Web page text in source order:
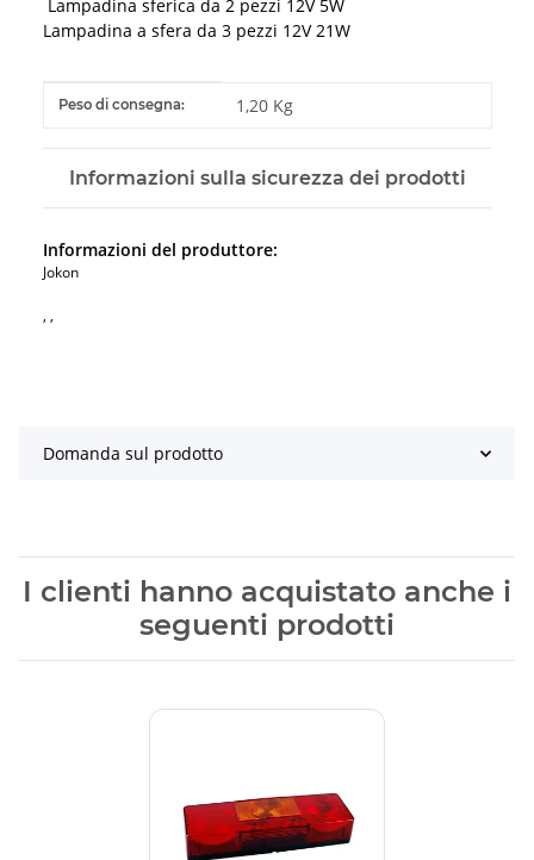
Lampadina sferica da 2 pezzi 12V 5W
Lampadina a sfera da 3 pezzi 12V 21W
#productDetails.itemInformation#
#productDetails.itemValue#
Peso di consegna: 1,20 Kg
Informazioni sulla sicurezza dei prodotti
Informazioni del produttore:
Jokon
, ,
Domanda sul prodotto
I clienti hanno acquistato anche i
seguenti prodotti